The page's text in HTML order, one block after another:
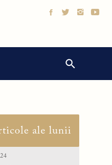
ale lunii